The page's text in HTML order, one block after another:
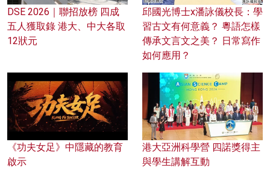
DSE 2026｜聯招放榜 四成
五人獲取錄 港大、中大各取
12狀元
邱國光博士x潘詠儀校長：學
習古文有何意義？ 粵語怎樣
傳承文言文之美？ 日常寫作
如何應用？
《功夫女足》中隱藏的教育
啟示
港大亞洲科學營 四諾獎得主
與學生講解互動